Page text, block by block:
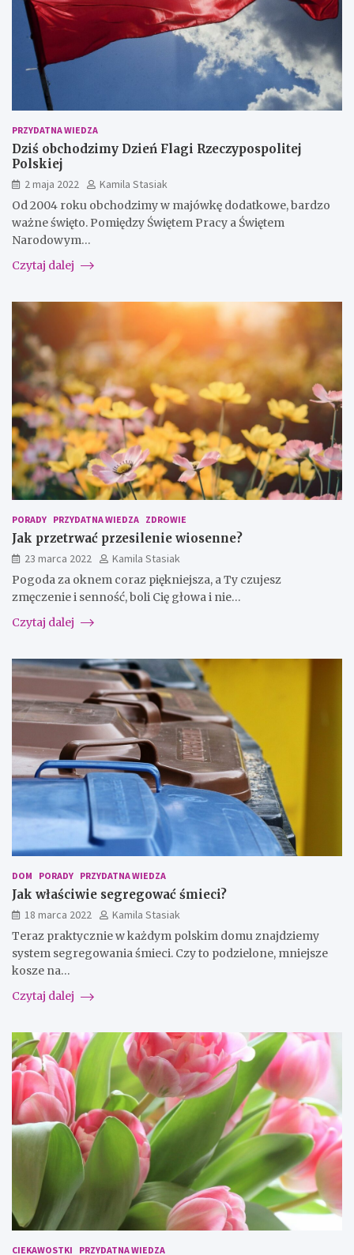
PRZYDATNA WIEDZA
Dziś obchodzimy Dzień Flagi Rzeczypospolitej
Polskiej
2 maja 2022
Kamila Stasiak
Od 2004 roku obchodzimy w majówkę dodatkowe, bardzo
ważne święto. Pomiędzy Świętem Pracy a Świętem
Narodowym…
Czytaj dalej
PORADY PRZYDATNA WIEDZA ZDROWIE
Jak przetrwać przesilenie wiosenne?
23 marca 2022
Kamila Stasiak
Pogoda za oknem coraz piękniejsza, a Ty czujesz
zmęczenie i senność, boli Cię głowa i nie…
Czytaj dalej
DOM PORADY PRZYDATNA WIEDZA
Jak właściwie segregować śmieci?
18 marca 2022
Kamila Stasiak
Teraz praktycznie w każdym polskim domu znajdziemy
system segregowania śmieci. Czy to podzielone, mniejsze
kosze na…
Czytaj dalej
CIEKAWOSTKI PRZYDATNA WIEDZA